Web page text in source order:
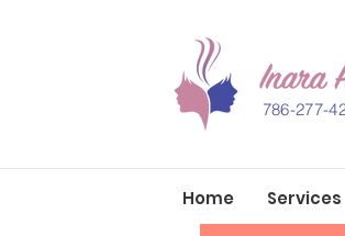
786-277-
Home Services